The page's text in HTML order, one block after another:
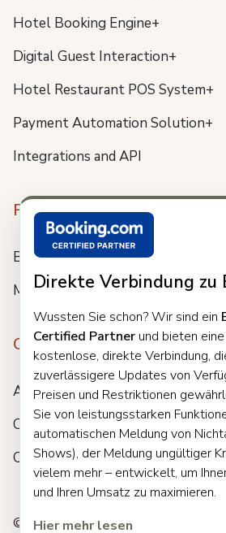
Direkte Verbindung zu
Wussten Sie schon? Wir sind ein
Certified Partnerund bieten
kostenlose, direkte Verbindung,
zuverlässigere Updates von
Preisen und Restriktionen
Sie von leistungsstarken
automatischen Meldung von
Shows), der Meldung ungültiger
vielem mehr – entwickelt, um
und Ihren Umsatz zu maximieren.
Hier mehr lesen
Hotel Booking Engine+
Digital Guest Interaction+
Hotel Restaurant POS System+
Payment Automation Solution+
Integrations and API
Resources
Blog
Meet us
Company
About
Careers
Customers
© 2025 Clock. All rights reserved.